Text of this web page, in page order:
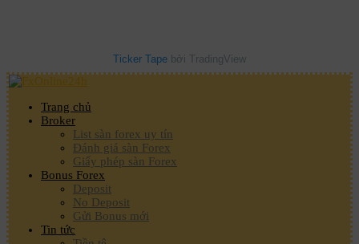
Ticker Tape bởi TradingView
Trang chủ
Broker
List sàn forex uy tín
Đánh giá sàn Forex
Giấy phép sàn Forex
Bonus Forex
Deposit
No Deposit
Gửi Bonus mới
Tin tức